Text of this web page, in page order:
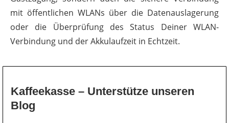
mit öffentlichen WLANs über die Datenauslagerung
oder die Überprüfung des Status Deiner WLAN-
Verbindung und der Akkulaufzeit in Echtzeit.
Kaffeekasse – Unterstütze unseren
Blog